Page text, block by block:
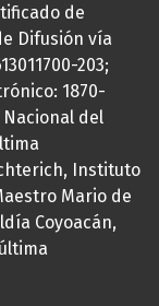
de
Difusión vía
203;
1870-
del
Instituto
Mario de
Coyoacán,